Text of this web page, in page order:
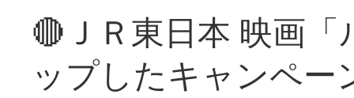
🔴ＪＲ東日本 映画
ップしたキャンペー